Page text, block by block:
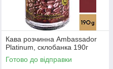
Кава розчинна Ambassador
Platinum, склобанка 190г
Готово до відправки